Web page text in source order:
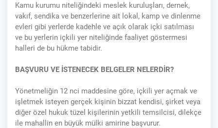
Kamu kurumu niteliğindeki meslek kuruluşları, dernek,
vakıf, sendika ve benzerlerine ait lokal, kamp ve dinlenme
evleri gibi yerlerde kadehle ve açık olarak içki satılması
ve bu yerlerin içkili yer niteliğinde faaliyet göstermesi
halleri de bu hükme tabidir.
BAŞVURU VE İSTENECEK BELGELER NELERDİR?
Yönetmeliğin 12 nci maddesine göre, içkili yer açmak ve
işletmek isteyen gerçek kişinin bizzat kendisi, şirket veya
diğer özel hukuk tüzel kişilerinin yetkili temsilcisi, dilekçe
ile mahallin en büyük mülki amirine başvurur.